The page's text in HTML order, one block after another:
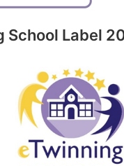
School Label